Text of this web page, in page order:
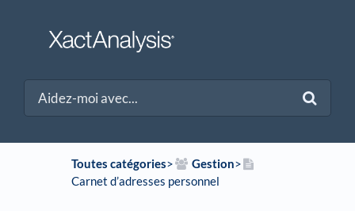
Toutes catégories​>​ ​Gestion​>​
Carnet d’adresses personnel